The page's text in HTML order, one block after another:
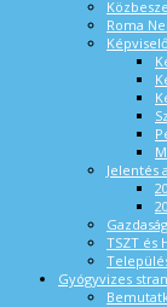
Roma
Jelentés
TSZT és
Gyógyvizes